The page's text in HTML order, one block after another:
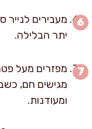
מעבירים לנייר
יתר הבלילה.
מפזרים מעל
מגישים חם,
ומעודנות.